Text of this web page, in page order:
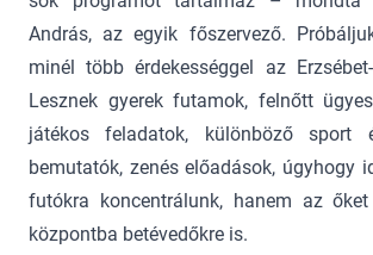
András, az egyik főszervező.
minél több érdekességgel az
Lesznek gyerek futamok, felnőtt
játékos feladatok, különböző sport
bemutatók, zenés előadások, úgyhogy
futókra koncentrálunk, hanem az
központba betévedőkre is.